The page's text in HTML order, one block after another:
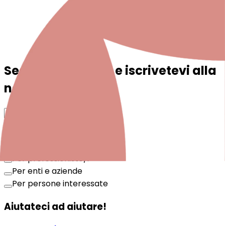
Seguite Periparto e iscrivetevi alla
newsletter!
Per professioniste/i
Per enti e aziende
Per persone interessate
Aiutateci ad aiutare!